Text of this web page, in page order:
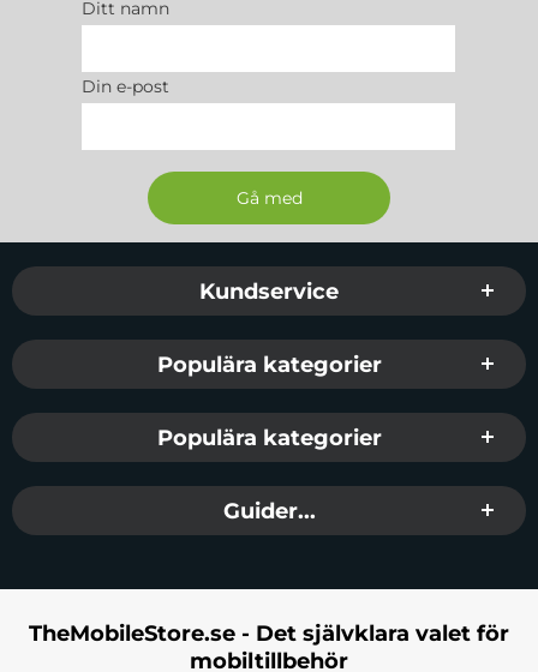
Ditt namn
Din e-post
Sidfot Blandad info och länkar
Kundservice
Populära kategorier
Populära kategorier
Guider...
TheMobileStore.se - Det självklara valet för
mobiltillbehör